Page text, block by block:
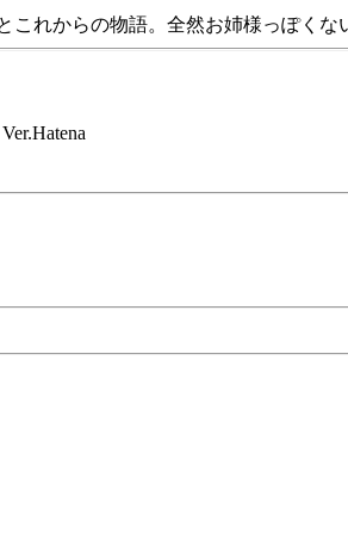
これからの物語。全然お姉様っぽくな